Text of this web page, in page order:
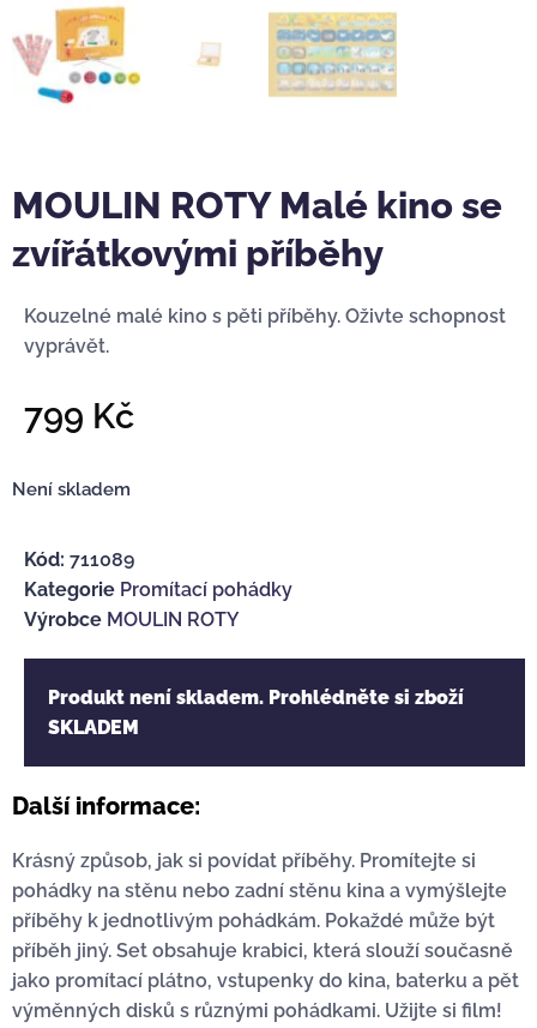
MOULIN ROTY Malé kino se
zvířátkovými příběhy
Kouzelné malé kino s pěti příběhy. Oživte schopnost
vyprávět.
799 Kč
Není skladem
Kód: 711089
Kategorie Promítací pohádky
Výrobce MOULIN ROTY
Produkt není skladem. Prohlédněte si zboží
SKLADEM
Další informace:
Krásný způsob, jak si povídat příběhy. Promítejte si
pohádky na stěnu nebo zadní stěnu kina a vymýšlejte
příběhy k jednotlivým pohádkám. Pokaždé může být
příběh jiný. Set obsahuje krabici, která slouží současně
jako promítací plátno, vstupenky do kina, baterku a pět
výměnných disků s různými pohádkami. Užijte si film!